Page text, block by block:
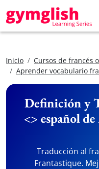
Inicio
Cursos de francés
Aprender vocabulario
Definición y
<> español de
Traducción al
Frantastique.